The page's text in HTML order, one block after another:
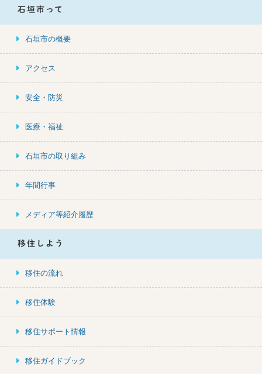
i
e}
石垣市って
石垣市の概要
アクセス
安全・防災
医療・福祉
石垣市の取り組み
年間行事
メディア等紹介履歴
移住しよう
移住の流れ
移住体験
移住サポート情報
移住ガイドブック